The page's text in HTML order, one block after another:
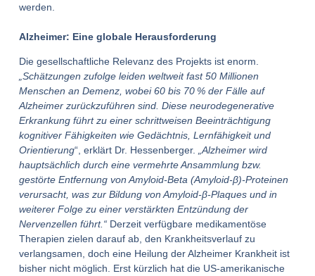
werden.
Alzheimer: Eine globale Herausforderung
Die gesellschaftliche Relevanz des Projekts ist enorm.
„Schätzungen zufolge leiden weltweit fast 50 Millionen
Menschen an Demenz, wobei 60 bis 70 % der Fälle auf
Alzheimer zurückzuführen sind. Diese neurodegenerative
Erkrankung führt zu einer schrittweisen Beeinträchtigung
kognitiver Fähigkeiten wie Gedächtnis, Lernfähigkeit und
Orientierung“, erklärt Dr. Hessenberger.
„Alzheimer wird
hauptsächlich durch eine vermehrte Ansammlung bzw.
gestörte Entfernung von Amyloid-Beta (Amyloid-β)-Proteinen
verursacht, was zur Bildung von Amyloid-β-Plaques und in
weiterer Folge zu einer verstärkten Entzündung der
Nervenzellen führt.“Derzeit verfügbare medikamentöse
Therapien zielen darauf ab, den Krankheitsverlauf zu
verlangsamen, doch eine Heilung der Alzheimer Krankheit ist
bisher nicht möglich. Erst kürzlich hat die US-amerikanische